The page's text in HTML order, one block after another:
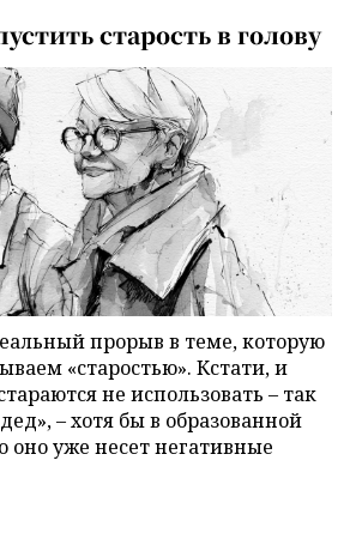
старость в голову
прорыв в теме, которую
«старостью». Кстати, и
не использовать – так
– хотя бы в образованной
оно уже несет негативные